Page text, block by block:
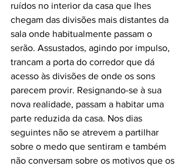
ruídos no interior da casa que lhes
chegam das divisões mais distantes da
sala onde habitualmente passam o
serão. Assustados, agindo por impulso,
trancam a porta do corredor que dá
acesso às divisões de onde os sons
parecem provir. Resignando-se à sua
nova realidade, passam a habitar uma
parte reduzida da casa. Nos dias
seguintes não se atrevem a partilhar
sobre o medo que sentiram e também
não conversam sobre os motivos que os